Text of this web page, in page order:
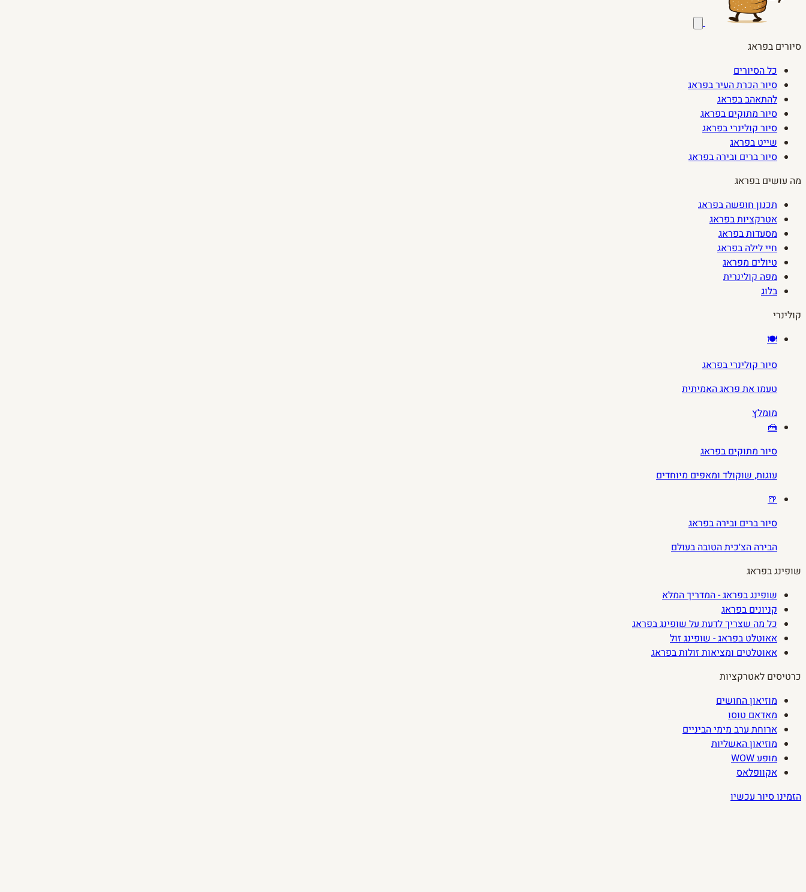
סיורים בפראג
כל הסיורים
סיור הכרת העיר בפראג
להתאהב בפראג
סיור מתוקים בפראג
סיור קולינרי בפראג
שייט בפראג
סיור ברים ובירה בפראג
מה עושים בפראג
תכנון חופשה בפראג
אטרקציות בפראג
מסעדות בפראג
חיי לילה בפראג
טיולים מפראג
מפה קולינרית
בלוג
קולינרי
🍽️
סיור קולינרי בפראג
טעמו את פראג האמיתית
מומלץ
🍰
סיור מתוקים בפראג
עוגות, שוקולד ומאפים מיוחדים
🍺
סיור ברים ובירה בפראג
הבירה הצ׳כית הטובה בעולם
שופינג בפראג
שופינג בפראג - המדריך המלא
קניונים בפראג
כל מה שצריך לדעת על שופינג בפראג
אאוטלט בפראג - שופינג זול
אאוטלטים ומציאות זולות בפראג
כרטיסים לאטרקציות
מוזיאון החושים
מאדאם טוסו
ארוחת ערב מימי הביניים
מוזיאון האשליות
מופע WOW
אקוופלאס
הזמינו סיור עכשיו